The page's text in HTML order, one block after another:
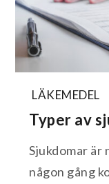
LÄKEMEDEL
Typer av
Sjukdomar är
någon gång